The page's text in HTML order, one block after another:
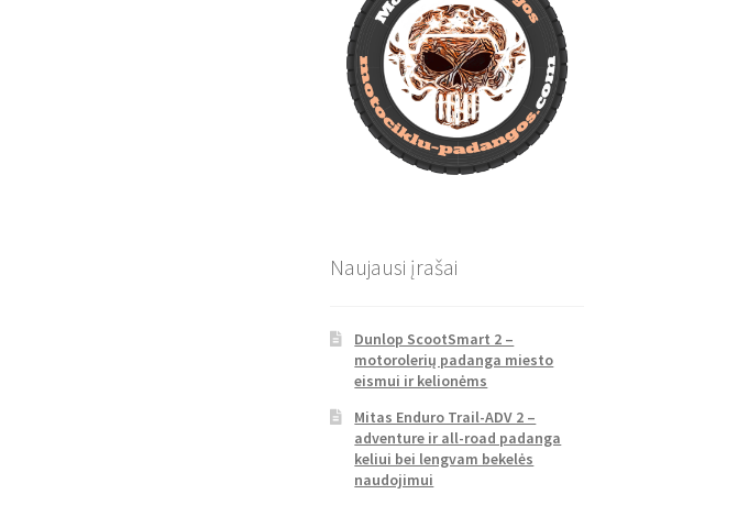
Naujausi įrašai
Dunlop ScootSmart 2 –
motorolerių padanga miesto
eismui ir kelionėms
Mitas Enduro Trail-ADV 2 –
adventure ir all-road padanga
keliui bei lengvam bekelės
naudojimui